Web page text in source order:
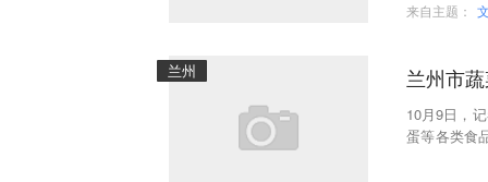
来自主题：
兰州 兰州市
10月9日，
蛋等各类食